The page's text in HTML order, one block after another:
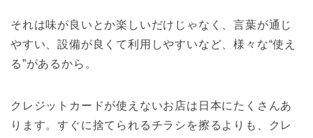
それは味が良いとか楽しいだけじゃなく、言葉が通じ
やすい、設備が良くて利用しやすいなど、様々な“使え
る”があるから。
クレジットカードが使えないお店は日本にたくさんあ
ります。すぐに捨てられるチラシを擦るよりも、クレ